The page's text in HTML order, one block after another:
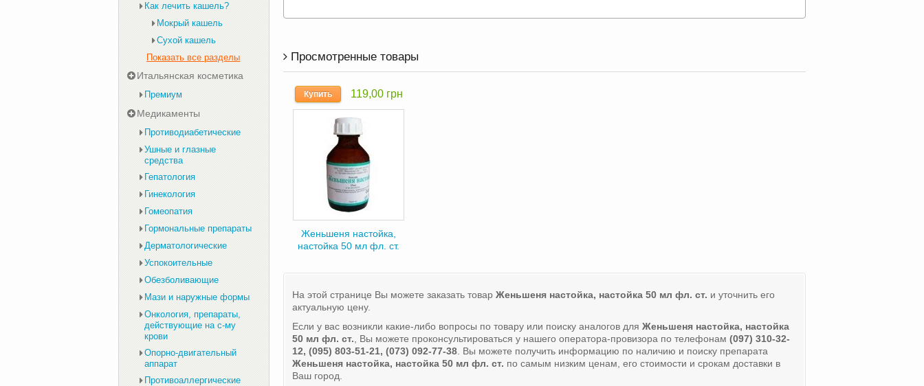
Просмотренные товары
Купить 119,00 грн
Женьшеня настойка,
настойка 50 мл фл. ст.
На этой странице Вы можете заказать товар Женьшеня настойка, настойка 50 мл фл. ст. и уточнить его
актуальную цену.
Если у вас возникли какие-либо вопросы по товару или поиску аналогов для Женьшеня настойка, настойка
50 мл фл. ст. , Вы можете проконсультироваться у нашего оператора-провизора по телефонам (097) 310-32-
12, (095) 803-51-21, (073) 092-77-38 . Вы можете получить информацию по наличию и поиску препарата
Женьшеня настойка, настойка 50 мл фл. ст. по самым низким ценам, его стоимости и срокам доставки в
Ваш город.
Как лечить кашель?
Мокрый кашель
Сухой кашель
Показать все разделы
Итальянская косметика
Премиум
Медикаменты
Противодиабетические
Ушные и глазные
средства
Гепатология
Гинекология
Гомеопатия
Гормональные препараты
Дерматологические
Успокоительные
Обезболивающие
Мази и наружные формы
Онкология, препараты,
действующие на с-му
крови
Опорно-двигательный
аппарат
Противоаллергические